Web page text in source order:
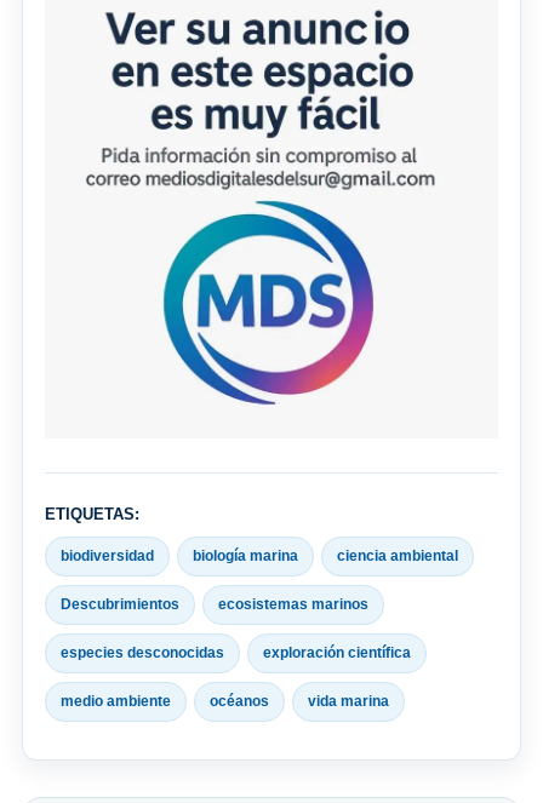
ETIQUETAS:
biodiversidad biología marina ciencia ambiental
Descubrimientos ecosistemas marinos
especies desconocidas exploración científica
medio ambiente océanos vida marina